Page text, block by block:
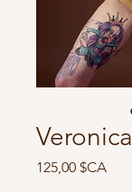
Veronica
125,00 $CAPrix